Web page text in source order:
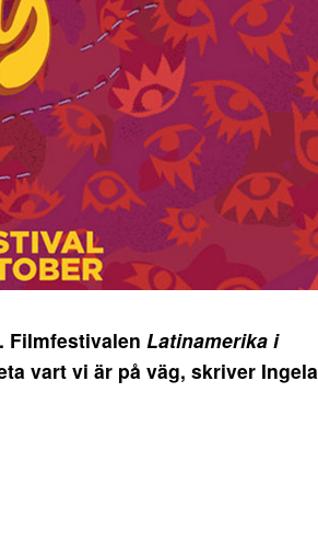
Filmfestivalen Latinamerika i
vart vi är på väg, skriver Ingela